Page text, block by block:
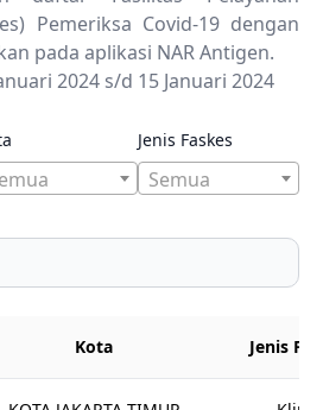
Pemeriksa Covid-19 dengan
pada aplikasi NAR Antigen.
2024 s/d 15 Januari 2024
Jenis Faskes
Semua
Kota Jenis